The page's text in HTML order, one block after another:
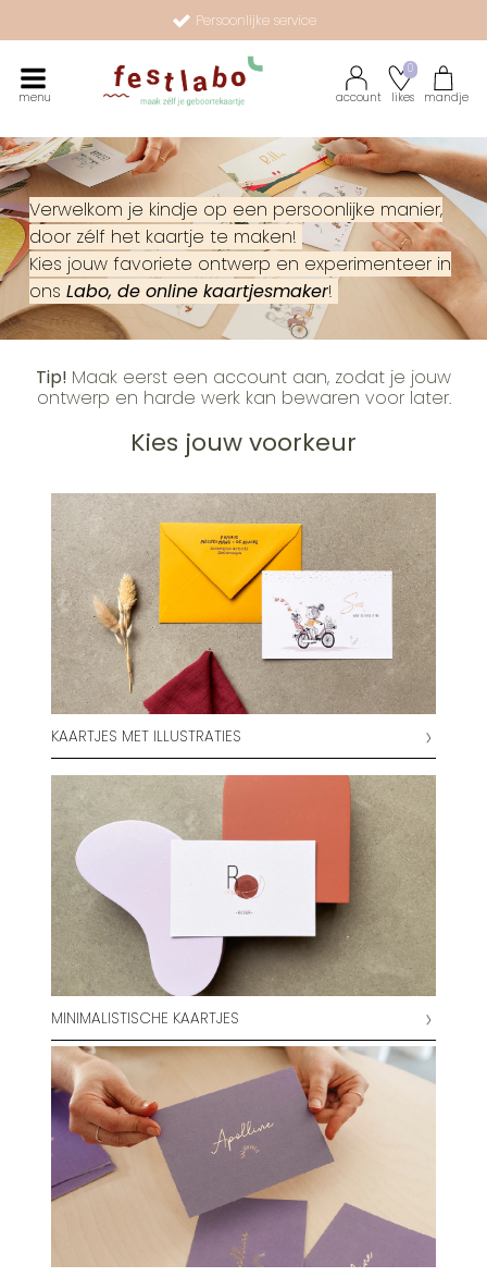
Persoonlijke service
menu account likes
0
mandje
Verwelkom je kindje op een persoonlijke manier,
door zélf het kaartje te maken!
Kies jouw favoriete ontwerp en experimenteer in
ons Labo, de online kaartjesmaker!
Tip! Maak eerst een account aan, zodat je jouw
ontwerp en harde werk kan bewaren voor later.
Kies jouw voorkeur
KAARTJES MET ILLUSTRATIES
MINIMALISTISCHE KAARTJES